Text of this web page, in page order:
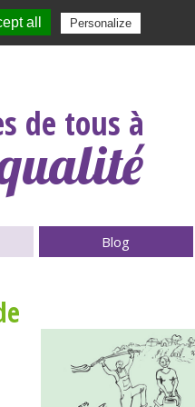
de tous à
Blog
Contact | |
all Personalize